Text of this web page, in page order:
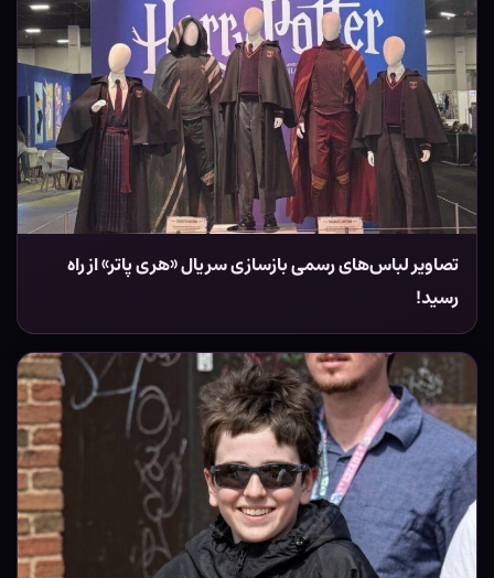
تصاویر لباس‌های رسمی بازسازی سریال «هری پاتر» از راه
رسید!